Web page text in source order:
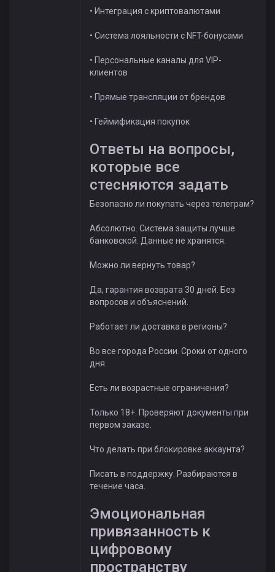
• Интеграция с криптовалютами
• Система лояльности с NFT-бонусами
• Персональные каналы для VIP-
клиентов
• Прямые трансляции от брендов
• Геймификация покупок
Ответы на вопросы,
которые все
стесняются задать
Безопасно ли покупать через телеграм?
Абсолютно. Система защиты лучше
банковской. Данные не хранятся.
Можно ли вернуть товар?
Да, гарантия возврата 30 дней. Без
вопросов и объяснений.
Работает ли доставка в регионы?
Во все города России. Сроки от одного
дня.
Есть ли возрастные ограничения?
Только 18+. Проверяют документы при
первом заказе.
Что делать при блокировке аккаунта?
Писать в поддержку. Разбираются в
течение часа.
Эмоциональная
привязанность к
цифровому
пространству